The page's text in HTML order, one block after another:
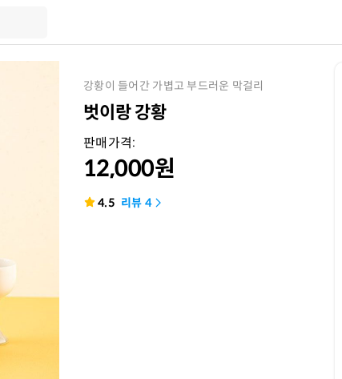
강황이 들어간 가볍고 부드러운 막걸리
벗이랑 강황
판매가격:
12,000원
4.5 리뷰 4